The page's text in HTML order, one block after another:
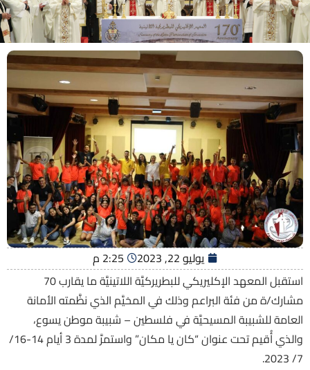
يوليو 22, 2023
2:25 م
استقبل المعهد الإكليريكي للبطريركيَّة اللاتينيَّة ما يقارب 70
مشارك/ة من فئة البراعم وذلك في المخيَّم الذي نظَّمته الأمانة
العامة للشبيبة المسيحيَّة في فلسطين – شبيبة موطن يسوع،
والذي أُقيم تحت عنوان “كان يا مكان” واستمرَّ لمدة 3 أيام 14-16/
7/ 2023.